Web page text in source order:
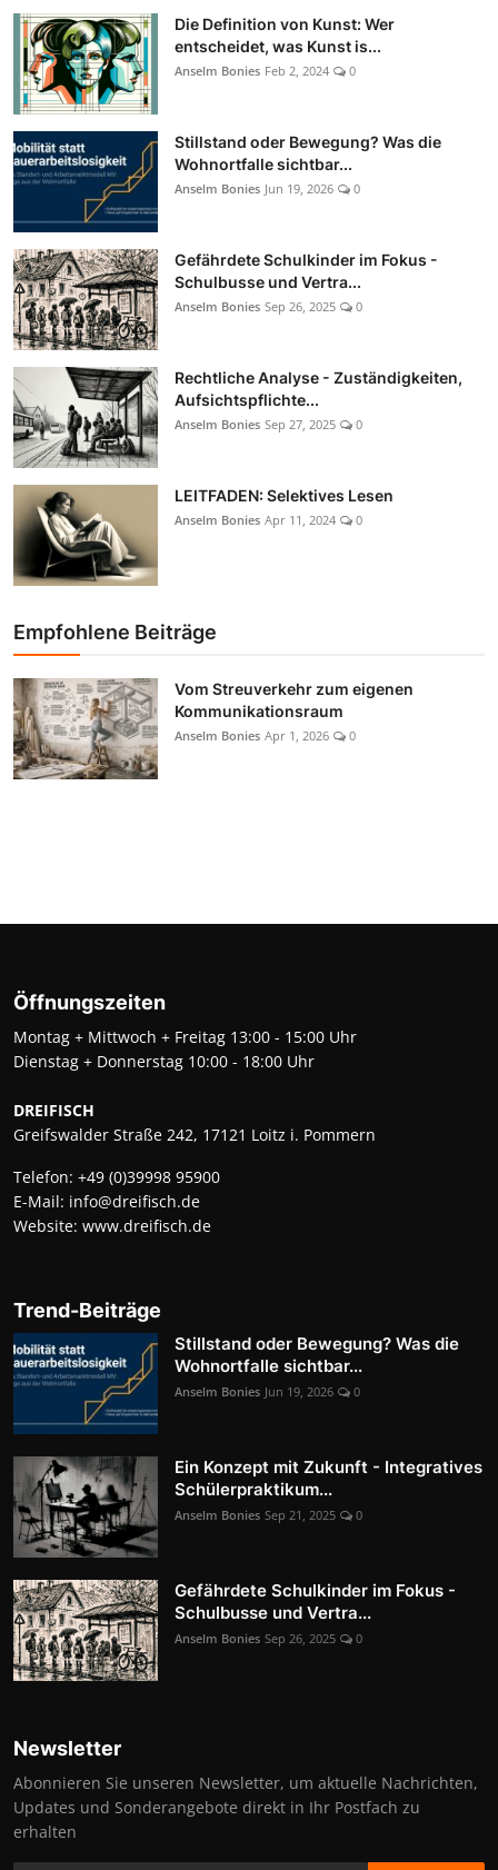
Die Definition von Kunst: Wer
entscheidet, was Kunst is...
Anselm Bonies Feb 2, 2024 0
Stillstand oder Bewegung? Was die
Wohnortfalle sichtbar...
Anselm Bonies Jun 19, 2026 0
Gefährdete Schulkinder im Fokus -
Schulbusse und Vertra...
Anselm Bonies Sep 26, 2025 0
Rechtliche Analyse - Zuständigkeiten,
Aufsichtspflichte...
Anselm Bonies Sep 27, 2025 0
LEITFADEN: Selektives Lesen
Anselm Bonies Apr 11, 2024 0
Empfohlene Beiträge
Vom Streuverkehr zum eigenen
Kommunikationsraum
Anselm Bonies Apr 1, 2026 0
Öffnungszeiten
Montag + Mittwoch + Freitag 13:00 - 15:00 Uhr
Dienstag + Donnerstag 10:00 - 18:00 Uhr
DREIFISCH
Greifswalder Straße 242, 17121 Loitz i. Pommern
Telefon: +49 (0)39998 95900
E-Mail: info@dreifisch.de
Website: www.dreifisch.de
Trend-Beiträge
Stillstand oder Bewegung? Was die
Wohnortfalle sichtbar...
Anselm Bonies Jun 19, 2026 0
Ein Konzept mit Zukunft - Integratives
Schülerpraktikum...
Anselm Bonies Sep 21, 2025 0
Gefährdete Schulkinder im Fokus -
Schulbusse und Vertra...
Anselm Bonies Sep 26, 2025 0
Newsletter
Abonnieren Sie unseren Newsletter, um aktuelle Nachrichten,
Updates und Sonderangebote direkt in Ihr Postfach zu
erhalten